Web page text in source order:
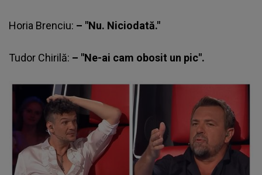
Horia Brenciu: – "Nu. Niciodată."
Tudor Chirilă: – "Ne-ai cam obosit un pic".